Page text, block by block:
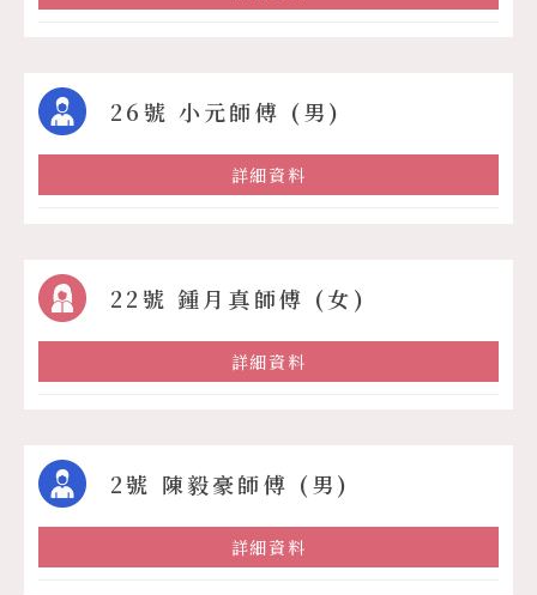
26號 小元師傅 (男)
詳細資料
22號 鍾月真師傅 (女)
詳細資料
2號 陳毅豪師傅 (男)
詳細資料